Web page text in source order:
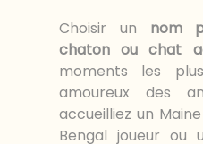
Choisir un nom
chaton ou chat
moments les
amoureux des
accueilliez un
Bengal joueur ou